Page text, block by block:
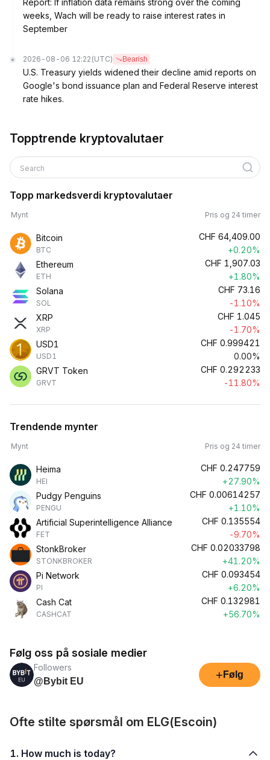
Report: If inflation data remains strong over the coming
weeks, Wach will be ready to raise interest rates in
September
2026-08-06 12:22 (UTC) Bearish
U.S. Treasury yields widened their decline amid reports on
Google's bond issuance plan and Federal Reserve interest
rate hikes.
Topptrende kryptovalutaer
Search
Topp markedsverdi kryptovalutaer
Mynt Pris og 24 timer
Bitcoin
BTC
CHF 64,409.00
+0.20%
Ethereum
ETH
CHF 1,907.03
+1.80%
Solana
SOL
CHF 73.16
-1.10%
XRP
XRP
CHF 1.045
-1.70%
USD1
USD1
CHF 0.999421
0.00%
GRVT Token
GRVT
CHF 0.292233
-11.80%
Trendende mynter
Mynt Pris og 24 timer
Heima
HEI
CHF 0.247759
+27.90%
Pudgy Penguins
PENGU
CHF 0.00614257
+1.10%
Artificial Superintelligence Alliance
FET
CHF 0.135554
-9.70%
StonkBroker
STONKBROKER
CHF 0.02033798
+41.20%
Pi Network
PI
CHF 0.093454
+6.20%
Cash Cat
CASHCAT
CHF 0.132981
+56.70%
Følg oss på sosiale medier
Followers
@Bybit EU
+ Følg
Ofte stilte spørsmål om ELG(Escoin)
1. How much is today?